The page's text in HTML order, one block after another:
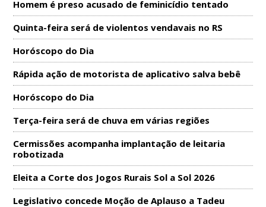
Homem é preso acusado de feminicídio tentado
Quinta-feira será de violentos vendavais no RS
Horóscopo do Dia
Rápida ação de motorista de aplicativo salva bebê
Horóscopo do Dia
Terça-feira será de chuva em várias regiões
Cermissões acompanha implantação de leitaria
robotizada
Eleita a Corte dos Jogos Rurais Sol a Sol 2026
Legislativo concede Moção de Aplauso a Tadeu